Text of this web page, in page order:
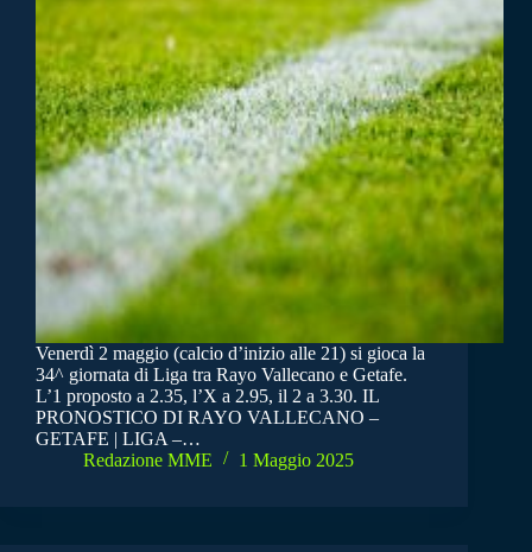
Venerdì 2 maggio (calcio d’inizio alle 21) si gioca la
34^ giornata di Liga tra Rayo Vallecano e Getafe.
L’1 proposto a 2.35, l’X a 2.95, il 2 a 3.30. IL
PRONOSTICO DI RAYO VALLECANO –
GETAFE | LIGA –…
Redazione MME
1 Maggio 2025